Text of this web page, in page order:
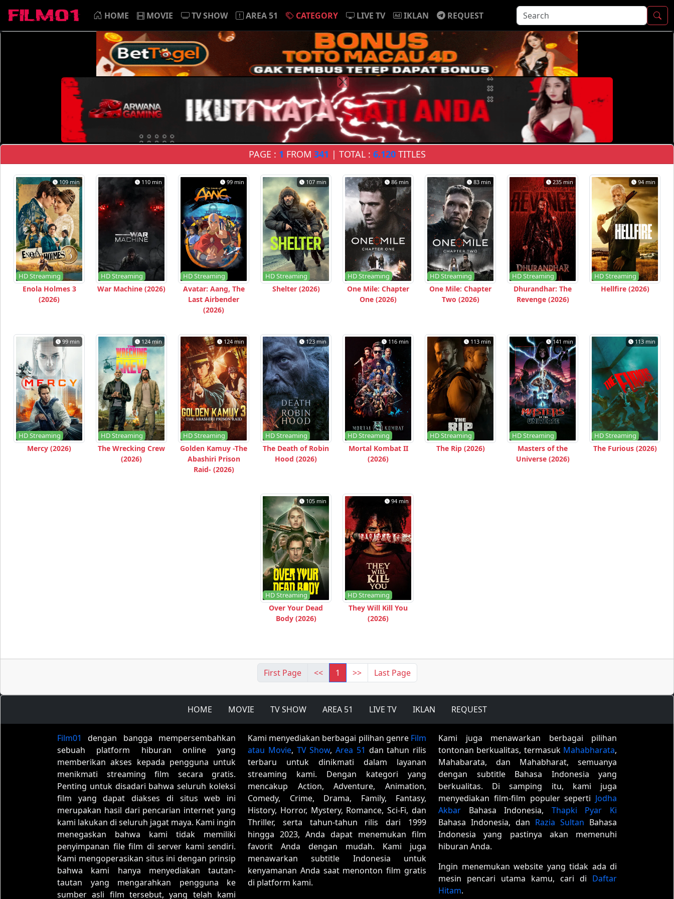
HOME MOVIE TV SHOW AREA 51 CATEGORY LIVE TV IKLAN REQUEST
PAGE : 1 FROM 341 | TOTAL : 6.120TITLES
109 min
HD Streaming
Enola Holmes 3
(2026)
110 min
HD Streaming
War Machine (2026)
99 min
HD Streaming
Avatar: Aang, The
Last Airbender
(2026)
107 min
HD Streaming
Shelter (2026)
86 min
HD Streaming
One Mile: Chapter
One (2026)
83 min
HD Streaming
One Mile: Chapter
Two (2026)
235 min
HD Streaming
Dhurandhar: The
Revenge (2026)
94 min
HD Streaming
Hellfire (2026)
99 min
HD Streaming
Mercy (2026)
124 min
HD Streaming
The Wrecking Crew
(2026)
124 min
HD Streaming
Golden Kamuy -The
Abashiri Prison
Raid- (2026)
123 min
HD Streaming
The Death of Robin
Hood (2026)
116 min
HD Streaming
Mortal Kombat II
(2026)
113 min
HD Streaming
The Rip (2026)
141 min
HD Streaming
Masters of the
Universe (2026)
113 min
HD Streaming
The Furious (2026)
105 min
HD Streaming
Over Your Dead
Body (2026)
94 min
HD Streaming
They Will Kill You
(2026)
First Page << 1 >> Last Page
HOME MOVIE TV SHOW AREA 51 LIVE TV IKLAN REQUEST
Film01
dengan bangga mempersembahkan
sebuah platform hiburan online yang
memberikan akses kepada pengguna untuk
menikmati streaming film secara gratis.
Penting untuk disadari bahwa seluruh koleksi
film yang dapat diakses di situs web ini
merupakan hasil dari pencarian internet yang
kami lakukan di seluruh jagat maya. Kami ingin
menegaskan bahwa kami tidak memiliki
penyimpanan file film di server kami sendiri.
Kami mengoperasikan situs ini dengan prinsip
bahwa kami hanya menyediakan tautan-
tautan yang mengarahkan pengguna ke
sumber asli film tersebut, yang telah kami
Kami menyediakan berbagai pilihan genre Film
atau Movie, TV Show, Area 51 dan tahun rilis
terbaru untuk dinikmati dalam layanan
streaming kami. Dengan kategori yang
mencakup Action, Adventure, Animation,
Comedy, Crime, Drama, Family, Fantasy,
History, Horror, Mystery, Romance, Sci-Fi, dan
Thriller, serta tahun-tahun rilis dari 1999
hingga 2023, Anda dapat menemukan film
favorit Anda dengan mudah. Kami juga
menawarkan subtitle Indonesia untuk
kenyamanan Anda saat menonton film gratis
di platform kami.
Kami juga menawarkan berbagai pilihan
tontonan berkualitas, termasuk Mahabharata,
Mahabarata, dan Mahabharat, semuanya
dengan subtitle Bahasa Indonesia yang
berkualitas. Di samping itu, kami juga
menyediakan film-film populer seperti Jodha
Akbar Bahasa Indonesia, Thapki Pyar Ki
Bahasa Indonesia, dan Razia Sultan Bahasa
Indonesia yang pastinya akan memenuhi
hiburan Anda.
Ingin menemukan website yang tidak ada di
mesin pencari utama kamu, cari di Daftar
Hitam.